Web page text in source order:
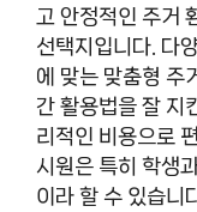
고 안정적인 주거
선택지입니다. 다
에 맞는 맞춤형 주
간 활용법을 잘 지
리적인 비용으로
시원은 특히 학생
이라 할 수 있습니